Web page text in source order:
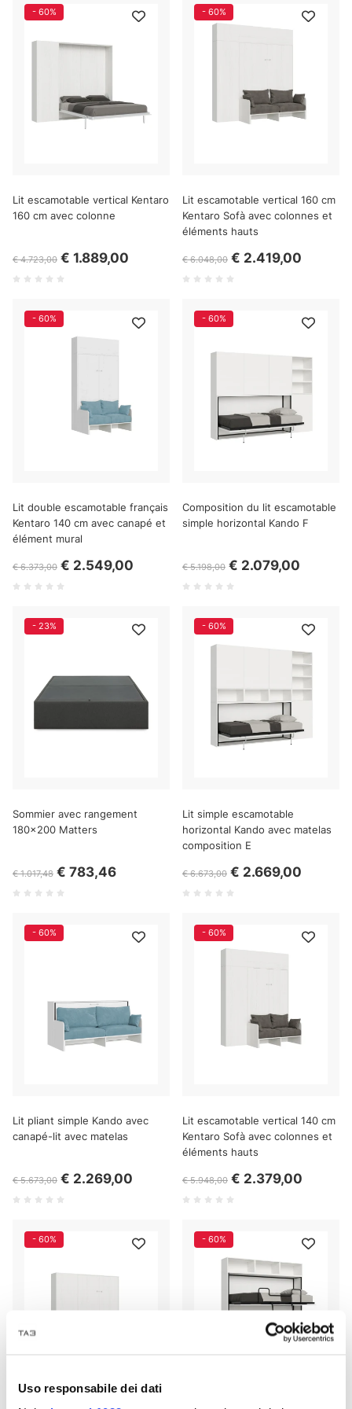
Uso responsabile dei dati
- 60%
Lit escamotable vertical Kentaro
160 cm avec colonne
€ 4.723,00 € 1.889,00
- 60%
Lit escamotable vertical 160 cm
Kentaro Sofà avec colonnes et
éléments hauts
€ 6.048,00 € 2.419,00
- 60%
Lit double escamotable français
Kentaro 140 cm avec canapé et
élément mural
€ 6.373,00 € 2.549,00
- 60%
Composition du lit escamotable
simple horizontal Kando F
€ 5.198,00 € 2.079,00
- 23%
Sommier avec rangement
180x200 Matters
€ 1.017,48 € 783,46
- 60%
Lit simple escamotable
horizontal Kando avec matelas
composition E
€ 6.673,00 € 2.669,00
- 60%
Lit pliant simple Kando avec
canapé-lit avec matelas
€ 5.673,00 € 2.269,00
- 60%
Lit escamotable vertical 140 cm
Kentaro Sofà avec colonnes et
éléments hauts
€ 5.948,00 € 2.379,00
- 60% - 60%